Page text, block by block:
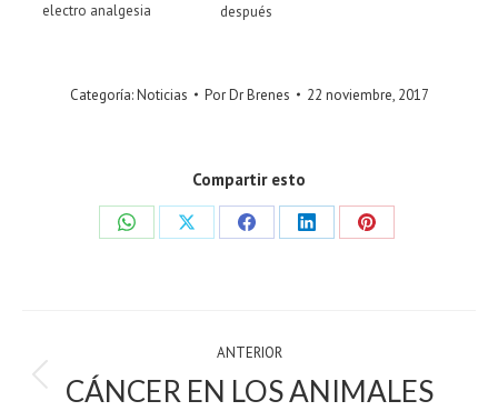
electro analgesia
después
Categoría:Noticias PorDr Brenes 22 noviembre, 2017
Compartir esto
Share
Share
Share
Share
Share
NAVIGATION
ANTERIOR
Previous
CÁNCER EN LOS ANIMALES